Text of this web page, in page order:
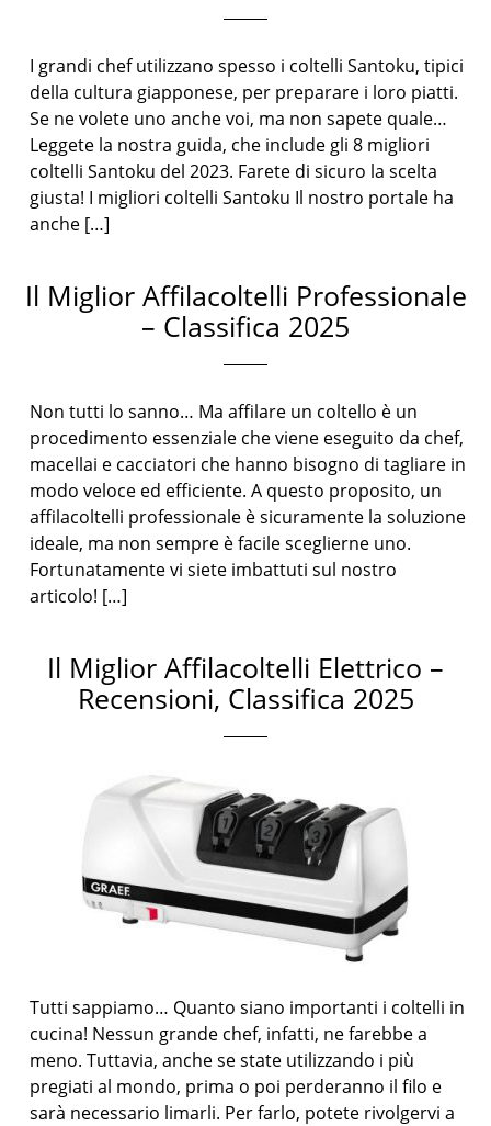
I grandi chef utilizzano spesso i coltelli Santoku, tipici
della cultura giapponese, per preparare i loro piatti.
Se ne volete uno anche voi, ma non sapete quale…
Leggete la nostra guida, che include gli 8 migliori
coltelli Santoku del 2023. Farete di sicuro la scelta
giusta! I migliori coltelli Santoku Il nostro portale ha
anche […]
Il Miglior Affilacoltelli Professionale
– Classifica 2025
Non tutti lo sanno… Ma affilare un coltello è un
procedimento essenziale che viene eseguito da chef,
macellai e cacciatori che hanno bisogno di tagliare in
modo veloce ed efficiente. A questo proposito, un
affilacoltelli professionale è sicuramente la soluzione
ideale, ma non sempre è facile sceglierne uno.
Fortunatamente vi siete imbattuti sul nostro
articolo! […]
Il Miglior Affilacoltelli Elettrico –
Recensioni, Classifica 2025
Tutti sappiamo… Quanto siano importanti i coltelli in
cucina! Nessun grande chef, infatti, ne farebbe a
meno. Tuttavia, anche se state utilizzando i più
pregiati al mondo, prima o poi perderanno il filo e
sarà necessario limarli. Per farlo, potete rivolgervi a